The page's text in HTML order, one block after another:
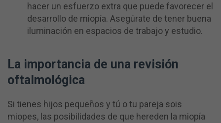
hacer un esfuerzo extra que puede favorecer el
desarrollo de miopía. Asegúrate de tener buena
iluminación en espacios de trabajo y estudio.
La importancia de una revisión
oftalmológica
Si tienes hijos pequeños y tú o tu pareja sois
miopes, las posibilidades de que hereden la miopía